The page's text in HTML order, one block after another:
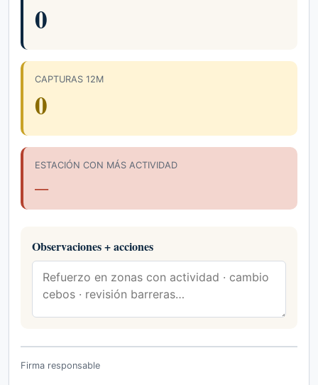
0
CAPTURAS 12M
0
ESTACIÓN CON MÁS ACTIVIDAD
—
Observaciones + acciones
Firma responsable